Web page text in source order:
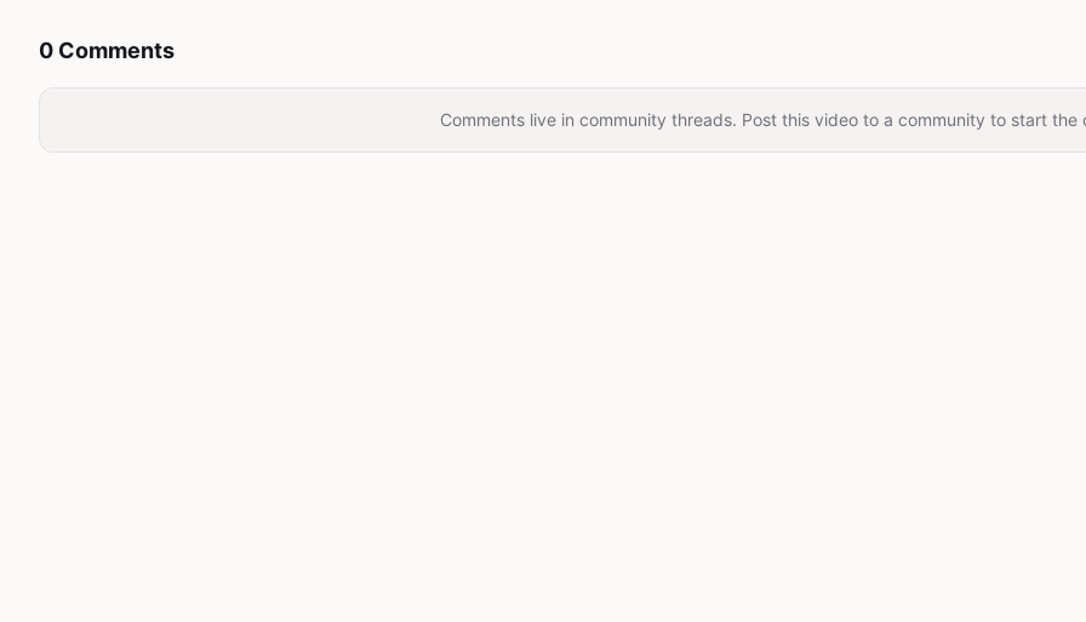
0 Comments
Comments live in community threads. Post this video to a community to start the